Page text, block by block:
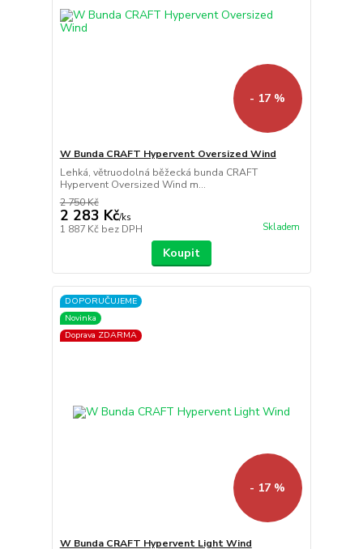
- 17 %
W Bunda CRAFT Hypervent Oversized Wind
Lehká, větruodolná běžecká bunda CRAFT
Hypervent Oversized Wind m...
2 750 Kč
2 283 Kč/ks
1 887 Kč bez DPH Skladem
Koupit
DOPORUČUJEME
Novinka
Doprava ZDARMA
- 17 %
W Bunda CRAFT Hypervent Light Wind